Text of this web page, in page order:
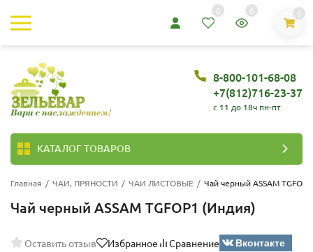
0 0 0
8-800-101-68-08
+7(812)716-23-37
c 11 до 18ч пн-пт
КАТАЛОГ ТОВАРОВ
Главная / ЧАИ, ПРЯНОСТИ / ЧАИ ЛИСТОВЫЕ / Чай черный ASSAM
Чай черный ASSAM TGFOP1 (Индия)
Оставить отзыв Избранное Сравнение Вконтакте